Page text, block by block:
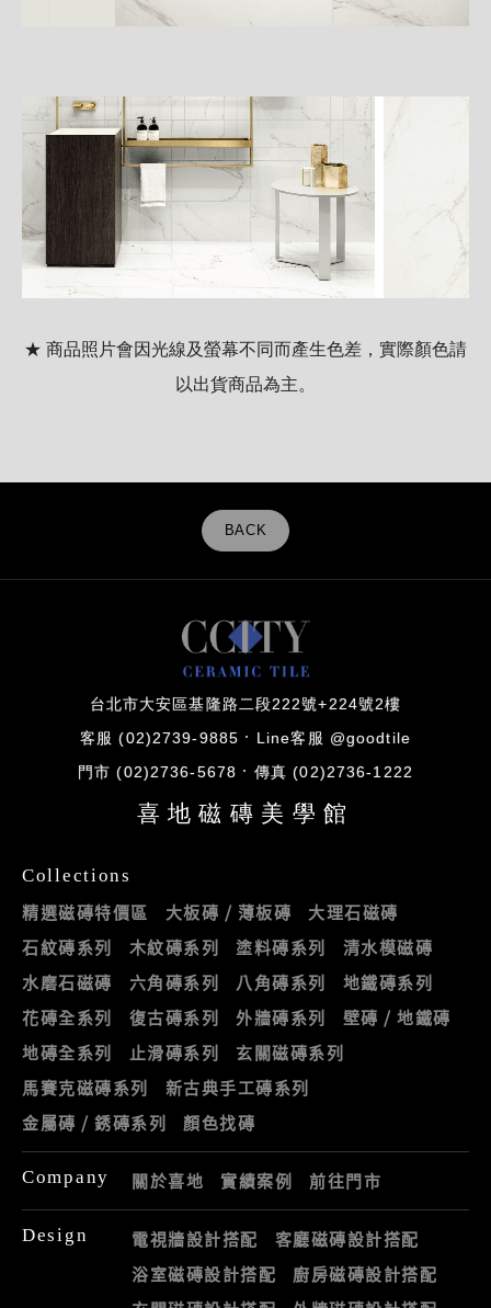
★ 商品照片會因光線及螢幕不同而產生色差，實際顏色請
以出貨商品為主。
BACK
台北市大安區基隆路二段222號+224號2樓
客服 (02)2739-9885 Line客服 @goodtile
門市 (02)2736-5678 傳真 (02)2736-1222
喜地磁磚美學館
Collections
精選磁磚特價區 大板磚 / 薄板磚
大理石磁磚
石紋磚系列
木紋磚系列 塗料磚系列
清水模磁磚
水磨石磁磚
六角磚系列 八角磚系列
地鐵磚系列
花磚全系列
復古磚系列 外牆磚系列
壁磚 / 地鐵磚
地磚全系列
止滑磚系列
玄關磁磚系列
馬賽克磁磚系列
新古典手工磚系列
金屬磚 / 銹磚系列
顏色找磚
Company 關於喜地 實績案例 前往門市
Design 電視牆設計搭配
客廳磁磚設計搭配
浴室磁磚設計搭配
廚房磁磚設計搭配